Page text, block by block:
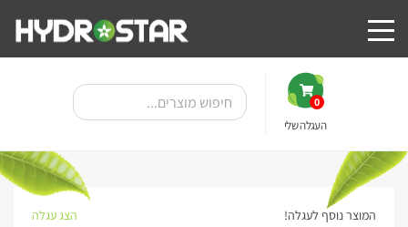
0
העגלה שלי
המוצר נוסף לעגלה! הצג עגלה